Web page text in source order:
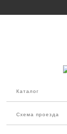
Каталог
Схема проезда